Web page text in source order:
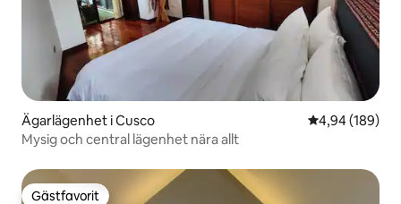
Ägarlägenhet i Cusco 4,94 av 5 i
4,94 (189)
Mysig och central lägenhet nära allt
Gästfavorit